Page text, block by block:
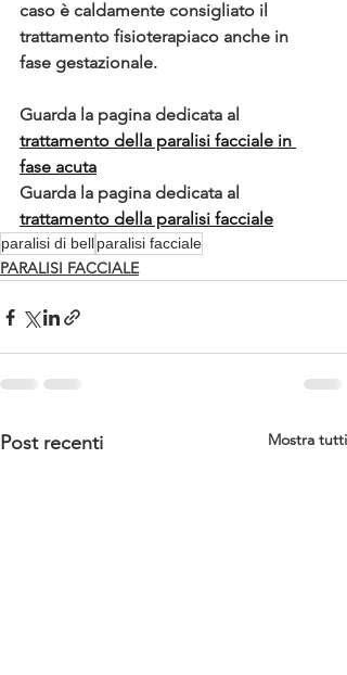
caso è caldamente consigliato il
trattamento fisioterapiaco anche in
fase gestazionale.
Guarda la pagina dedicata al
trattamento della paralisi facciale in
fase acuta
Guarda la pagina dedicata al
trattamento della paralisi facciale
paralisi di bellparalisi facciale
PARALISI FACCIALE
Post recenti Mostra tutti